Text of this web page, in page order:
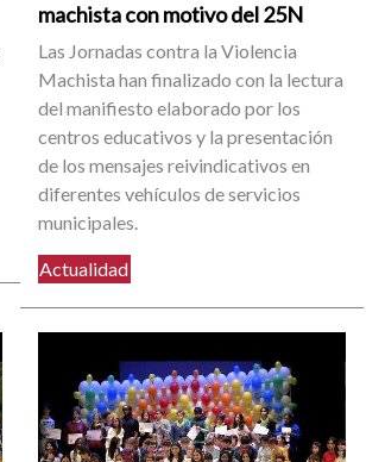
machista con motivo del 25N
Las Jornadas contra la Violencia
Machista han finalizado con la lectura
del manifiesto elaborado por los
centros educativos y la presentación
de los mensajes reivindicativos en
diferentes vehículos de servicios
municipales.
Actualidad